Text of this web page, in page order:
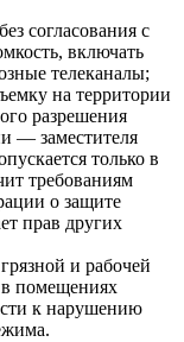
согласования с
включать
телеканалы;
на территории
разрешения
— заместителя
только в
требованиям
о защите
прав других
и рабочей
в помещениях
к нарушению